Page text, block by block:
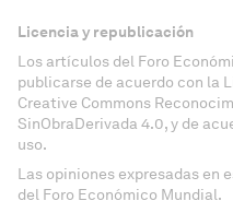
Licencia y republicación
Los artículos del Foro
publicarse de acuerdo con la
Creative Commons
SinObraDerivada 4.0, y de
uso.
Las opiniones expresadas en
del Foro Económico Mundial.